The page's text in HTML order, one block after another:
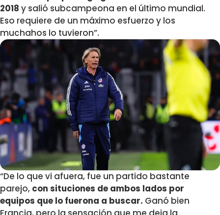
2018 y salió subcampeona en el último mundial.
Eso requiere de un máximo esfuerzo y los
muchahos lo tuvieron”.
“De lo que vi afuera, fue un partido bastante
parejo, con situciones de ambos lados por
equipos que lo fuerona a buscar. Ganó bien